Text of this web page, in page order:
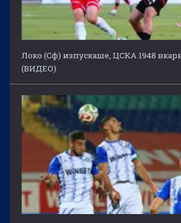
Локо (Сф) изпускаше, ЦСКА 1948
(ВИДЕО)